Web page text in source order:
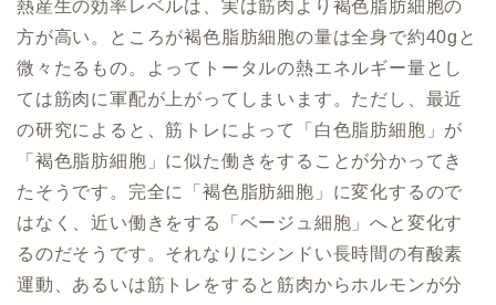
熱産生の効率レベルは、実は筋肉より褐色脂肪細胞の
方が高い。ところが褐色脂肪細胞の量は全身で約40gと
微々たるもの。よってトータルの熱エネルギー量とし
ては筋肉に軍配が上がってしまいます。ただし、最近
の研究によると、筋トレによって「白色脂肪細胞」が
「褐色脂肪細胞」に似た働きをすることが分かってき
たそうです。完全に「褐色脂肪細胞」に変化するので
はなく、近い働きをする「ベージュ細胞」へと変化す
るのだそうです。それなりにシンドい長時間の有酸素
運動、あるいは筋トレをすると筋肉からホルモンが分